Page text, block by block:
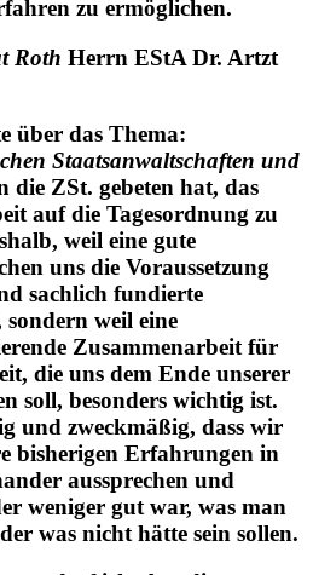
über das Thema:
Staatsanwaltschaften und
die ZSt. gebeten hat, das
auf die Tagesordnung zu
weil eine gute
uns die Voraussetzung
sachlich fundierte
sondern weil eine
Zusammenarbeit für
die uns dem Ende unserer
soll, besonders wichtig ist.
und zweckmäßig, dass wir
bisherigen Erfahrungen in
aussprechen und
weniger gut war, was man